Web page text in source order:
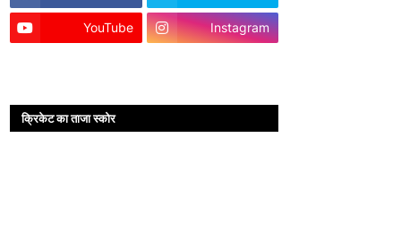
YouTube Instagram
क्रिकेट का ताजा स्कोर